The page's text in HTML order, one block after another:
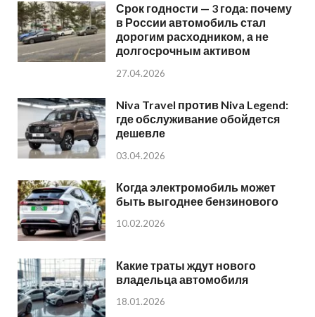
Срок годности — 3 года: почему
в России автомобиль стал
дорогим расходником, а не
долгосрочным активом
27.04.2026
Niva Travel против Niva Legend:
где обслуживание обойдется
дешевле
03.04.2026
Когда электромобиль может
быть выгоднее бензинового
10.02.2026
Какие траты ждут нового
владельца автомобиля
18.01.2026